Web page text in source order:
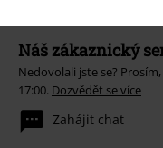
Náš zákaznický
Nedovolali jste se?
17:00. Dozvědět se více
Zahájit chat